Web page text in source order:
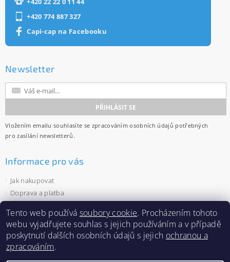
+420 774 887 327
Capi-cap na Facebooku
Newsletter
Vložením emailu souhlasíte se zpracováním osobních údajů potřebných
pro zasílání newsletterů.
Informace pro vás
Jak nakupovat
Doprava a platba
Ochrana osobních údajů
Velkoobchod
Zásady používání souborů cookies
Tento web používá soubory cookie. Procházením tohoto
webu vyjadřujete souhlas s jejich používáním a v případě
poskytnutí dalších osobních údajů s jejich ochranou a
zpracováním.